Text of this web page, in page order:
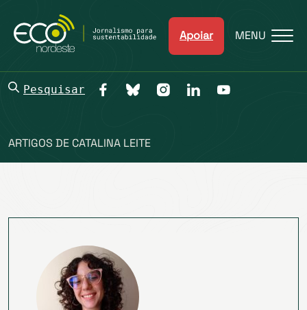
Apoiar MENU
Pesquisar
ARTIGOS DE CATALINA LEITE